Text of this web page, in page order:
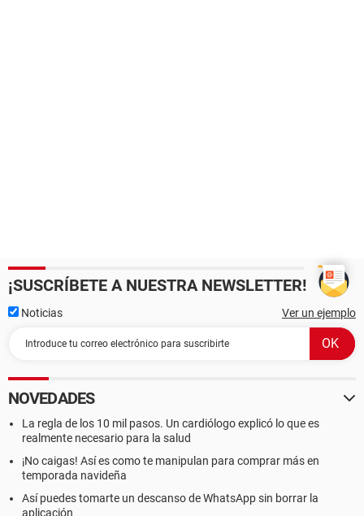
¡SUSCRÍBETE A NUESTRA NEWSLETTER!
Noticias Ver un ejemplo
NOVEDADES
La regla de los 10 mil pasos. Un cardiólogo explicó lo que es
realmente necesario para la salud
¡No caigas! Así es como te manipulan para comprar más en
temporada navideña
Así puedes tomarte un descanso de WhatsApp sin borrar la
aplicación